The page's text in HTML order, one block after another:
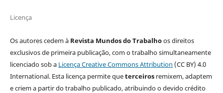
Licença
Os autores cedem à Revista Mundos do Trabalhoos direitos
exclusivos de primeira publicação, com o trabalho simultaneamente
licenciado sob a Licença Creative Commons Attribution (CC BY) 4.0
International. Esta licença permite queterceirosremixem, adaptem
e criem a partir do trabalho publicado, atribuindo o devido crédito